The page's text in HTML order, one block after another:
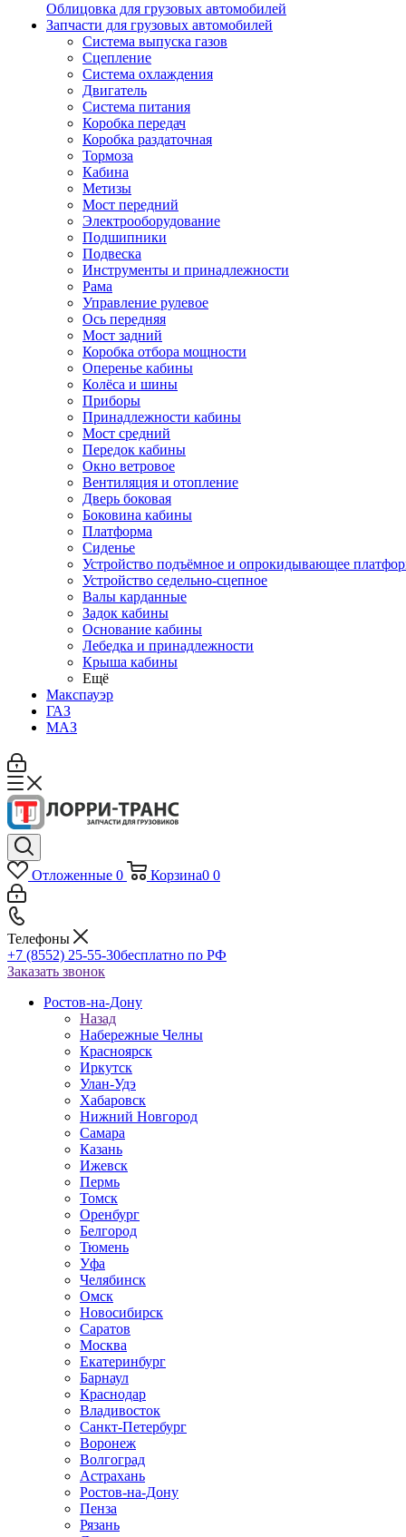
Облицовка для грузовых автомобилей
Запчасти для грузовых автомобилей
Система выпуска газов
Сцепление
Система охлаждения
Двигатель
Система питания
Коробка передач
Коробка раздаточная
Тормоза
Кабина
Метизы
Мост передний
Электрооборудование
Подшипники
Подвеска
Инструменты и принадлежности
Рама
Управление рулевое
Ось передняя
Мост задний
Коробка отбора мощности
Оперенье кабины
Колёса и шины
Приборы
Принадлежности кабины
Мост средний
Передок кабины
Окно ветровое
Вентиляция и отопление
Дверь боковая
Боковина кабины
Платформа
Сиденье
Устройство подъёмное и опрокидывающее
Устройство седельно-сцепное
Валы карданные
Задок кабины
Основание кабины
Лебедка и принадлежности
Крыша кабины
Ещё
Макспауэр
ГАЗ
МАЗ
Отложенные 0 Корзина0 0
Телефоны
+7 (8552) 25-55-30бесплатно по РФ
Заказать звонок
Ростов-на-Дону
Назад
Набережные Челны
Красноярск
Иркутск
Улан-Удэ
Хабаровск
Нижний Новгород
Самара
Казань
Ижевск
Пермь
Томск
Оренбург
Белгород
Тюмень
Уфа
Челябинск
Омск
Новосибирск
Саратов
Москва
Екатеринбург
Барнаул
Краснодар
Владивосток
Санкт-Петербург
Воронеж
Волгоград
Астрахань
Ростов-на-Дону
Пенза
Рязань